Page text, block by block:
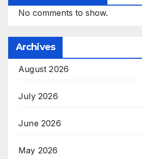
No comments to show.
Archives
August 2026
July 2026
June 2026
May 2026